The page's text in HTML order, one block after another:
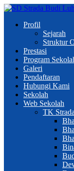
Profil
Sejarah
Struktur
Prestasi
Program
Galeri
Pendaftaran
Hubungi Kami
Sekolah
Web Sekolah
TK Strada